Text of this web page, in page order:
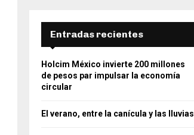
Entradas recientes
Holcim México invierte 200 millones
de pesos par impulsar la economía
circular
El verano, entre la canícula y las lluvias